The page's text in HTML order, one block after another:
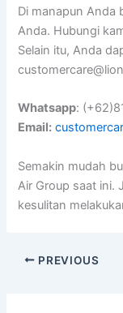
Di manapun Anda
Anda. Hubungi
Selain itu, Anda
Whatsapp:
Email:
Semakin mudah
Air Group saat ini.
kesulitan
PREVIOUS